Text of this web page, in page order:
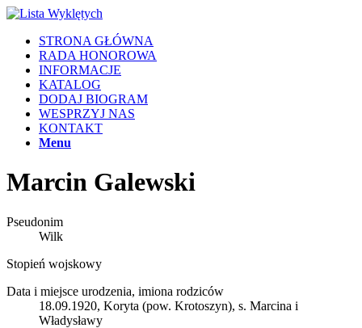
STRONA GŁÓWNA
RADA HONOROWA
INFORMACJE
KATALOG
DODAJ BIOGRAM
WESPRZYJ NAS
KONTAKT
Menu
Marcin Galewski
Pseudonim
Wilk
Stopień wojskowy
Data i miejsce urodzenia, imiona rodziców
18.09.1920, Koryta (pow. Krotoszyn), s. Marcina i
Władysławy